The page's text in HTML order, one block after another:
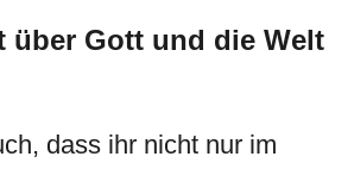
über Gott und die Welt
dass ihr nicht nur im